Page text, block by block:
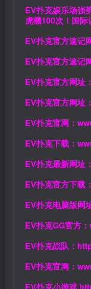
EV扑克娱乐场强
虎機100次！国际
EV扑克官方速记
EV扑克官方速记
EV扑克官方网址：
EV扑克官方网址：
EV扑克官网：
EV扑克下载：
EV扑克最新网址：
EV扑克官方下载：
EV扑克电脑版网
EV扑克GG官方：
EV扑克战队：
EV扑克官网：
EV扑克小游戏